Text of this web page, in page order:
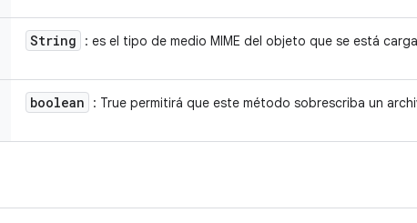
String : es el tipo de medio MIME del objeto que se está
boolean : True permitirá que este método sobrescriba un